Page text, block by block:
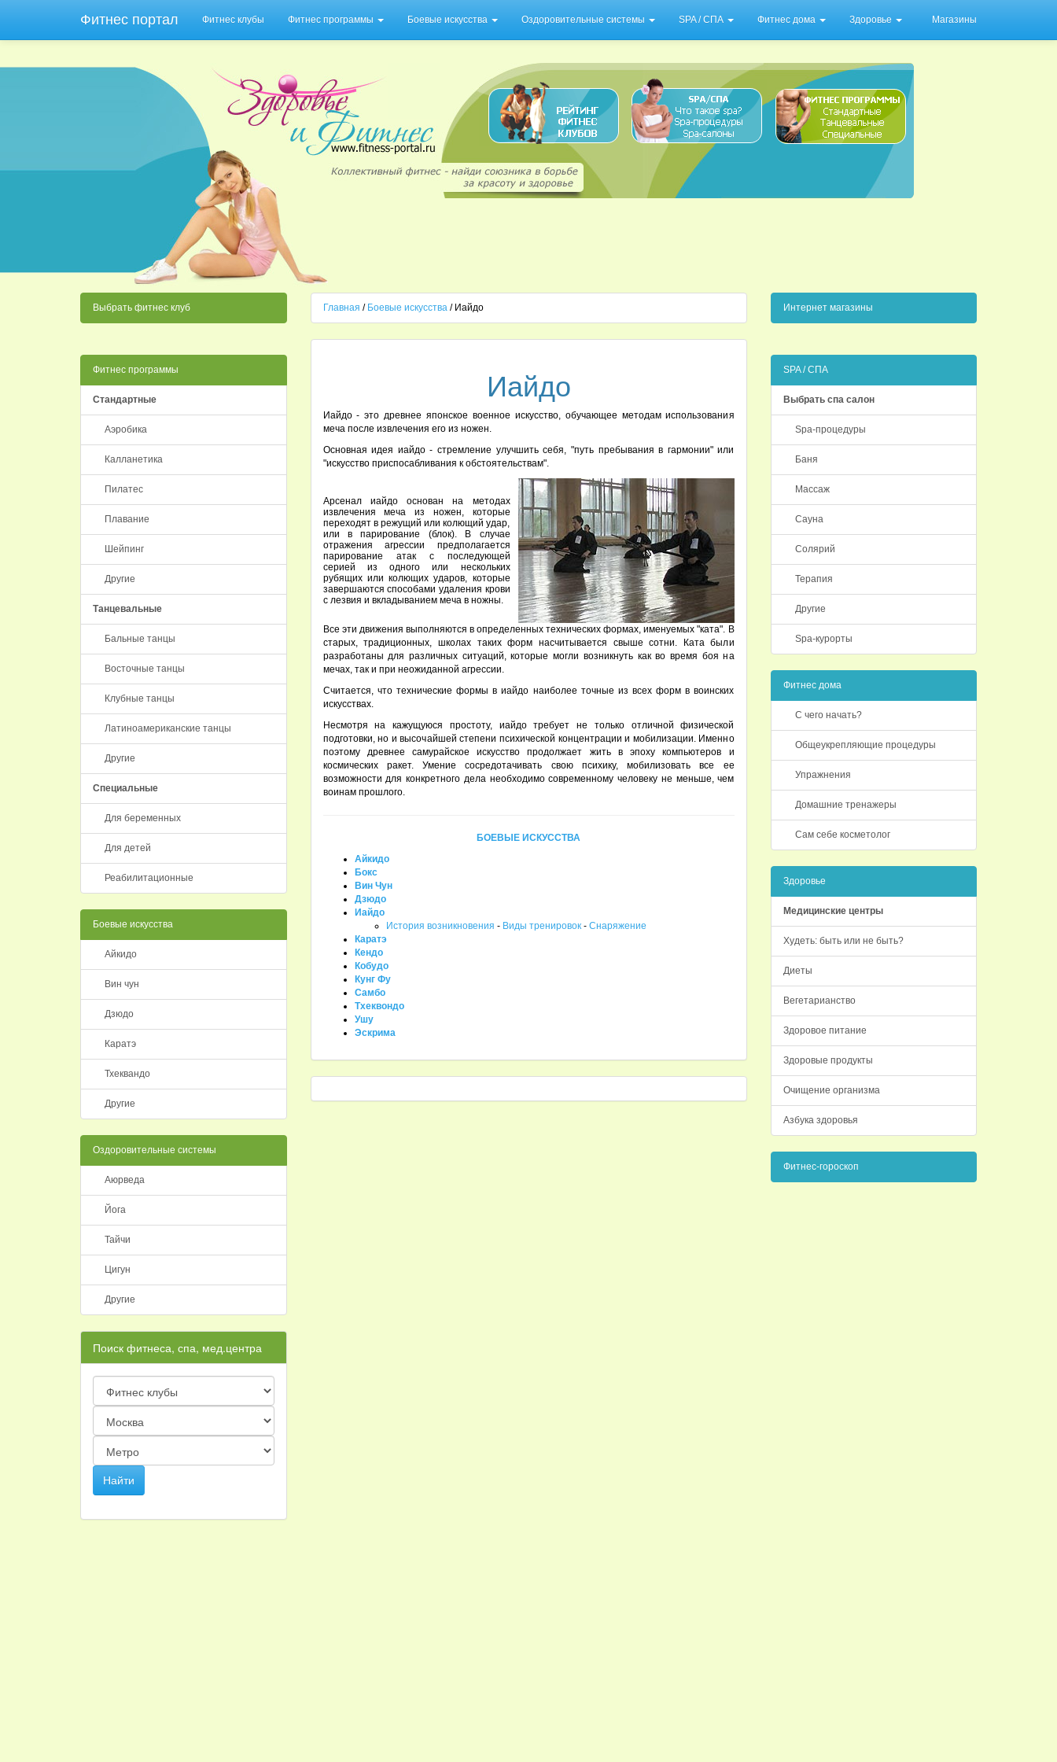
Фитнес портал Фитнес клубы Фитнес программы Боевые искусства Оздоровительные системы SPA / СПА Фитнес дома Здоровье Магазины
Выбрать фитнес клуб
Фитнес программы
Стандартные
Аэробика
Калланетика
Пилатес
Плавание
Шейпинг
Другие
Танцевальные
Бальные танцы
Восточные танцы
Клубные танцы
Латиноамериканские танцы
Другие
Специальные
Для беременных
Для детей
Реабилитационные
Боевые искусства
Айкидо
Вин чун
Дзюдо
Каратэ
Тхеквандо
Другие
Оздоровительные системы
Аюрведа
Йога
Тайчи
Цигун
Другие
Поиск фитнеса, спа, мед.центра
Главная / Боевые искусства/ Иайдо
Иайдо
Иайдо - это древнее японское военное искусство, обучающее методам использования
меча после извлечения его из ножен.
Основная идея иайдо - стремление улучшить себя, "путь пребывания в гармонии" или
"искусство приспосабливания к обстоятельствам".
Арсенал иайдо основан на методах
извлечения меча из ножен, которые
переходят в режущий или колющий удар,
или в парирование (блок). В случае
отражения агрессии предполагается
парирование атак с последующей
серией из одного или нескольких
рубящих или колющих ударов, которые
завершаются способами удаления крови
с лезвия и вкладыванием меча в ножны.
Все эти движения выполняются в определенных технических формах, именуемых "ката". В
старых, традиционных, школах таких форм насчитывается свыше сотни. Ката были
разработаны для различных ситуаций, которые могли возникнуть как во время боя на
мечах, так и при неожиданной агрессии.
Считается, что технические формы в иайдо наиболее точные из всех форм в воинских
искусствах.
Несмотря на кажущуюся простоту, иайдо требует не только отличной физической
подготовки, но и высочайшей степени психической концентрации и мобилизации. Именно
поэтому древнее самурайское искусство продолжает жить в эпоху компьютеров и
космических ракет. Умение сосредотачивать свою психику, мобилизовать все ее
возможности для конкретного дела необходимо современному человеку не меньше, чем
воинам прошлого.
БОЕВЫЕ ИСКУССТВА
Айкидо
Бокс
Вин Чун
Дзюдо
Иайдо
История возникновения - Виды тренировок- Снаряжение
Каратэ
Кендо
Кобудо
Кунг Фу
Самбо
Тхеквондо
Ушу
Эскрима
Интернет магазины
SPA / СПА
Выбрать спа салон
Spa-процедуры
Баня
Массаж
Сауна
Солярий
Терапия
Другие
Spa-курорты
Фитнес дома
С чего начать?
Общеукрепляющие процедуры
Упражнения
Домашние тренажеры
Сам себе косметолог
Здоровье
Медицинские центры
Худеть: быть или не быть?
Диеты
Вегетарианство
Здоровое питание
Здоровые продукты
Очищение организма
Азбука здоровья
Фитнес-гороскоп